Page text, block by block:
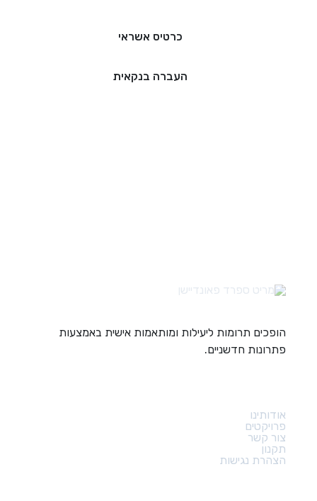
כרטיס אשראי
העברה בנקאית
הופכים תרומות ליעילות ומותאמות אישית באמצעות
פתרונות חדשניים.
אודותינו
פרויקטים
צור קשר
תקנון
הצהרת נגישות